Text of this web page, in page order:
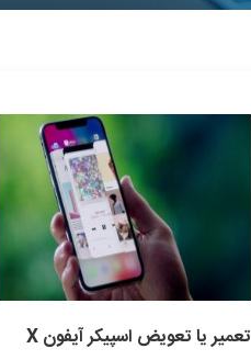
تعمیر یا تعویض اسپیکر آیفون X